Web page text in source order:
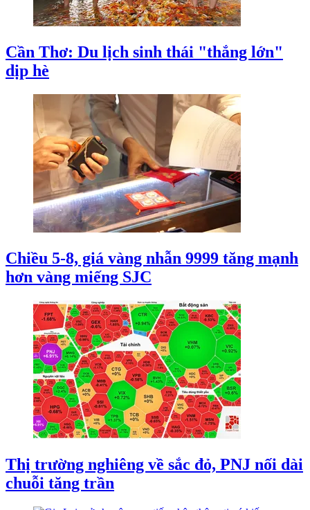
Cần Thơ: Du lịch sinh thái "thắng lớn"
dịp hè
Chiều 5-8, giá vàng nhẫn 9999 tăng mạnh
hơn vàng miếng SJC
Thị trường nghiêng về sắc đỏ, PNJ nối dài
chuỗi tăng trần